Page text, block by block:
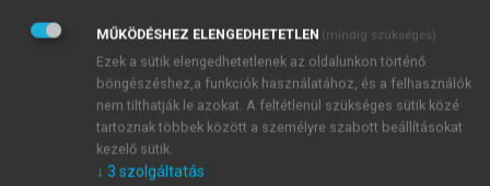
telefonon növényi mérgezésekkel kapcsolatban.
Leggyakrabban aranyeső, seprőzanót, hóbogyó és
kutyatejfélék szerepelnek a megkeresések között,
hogy csak néhányat említsek.
A könyv igyekszik tájékoztatást adni a mérgező
magasabb rendű növényekről, növényi
MŰKÖDÉSHEZ ELENGEDHETETLEN (mindig szükséges)
Ezek a sütik elengedhetetlenek az oldalunkon történő
böngészéshez,a funkciók használatához, és a felhasználók
nem tilthatják le azokat. A feltétlenül szükséges sütik közé
tartoznak többek között a személyre szabott beállításokat
kezelő sütik.
↓ 3 szolgáltatás